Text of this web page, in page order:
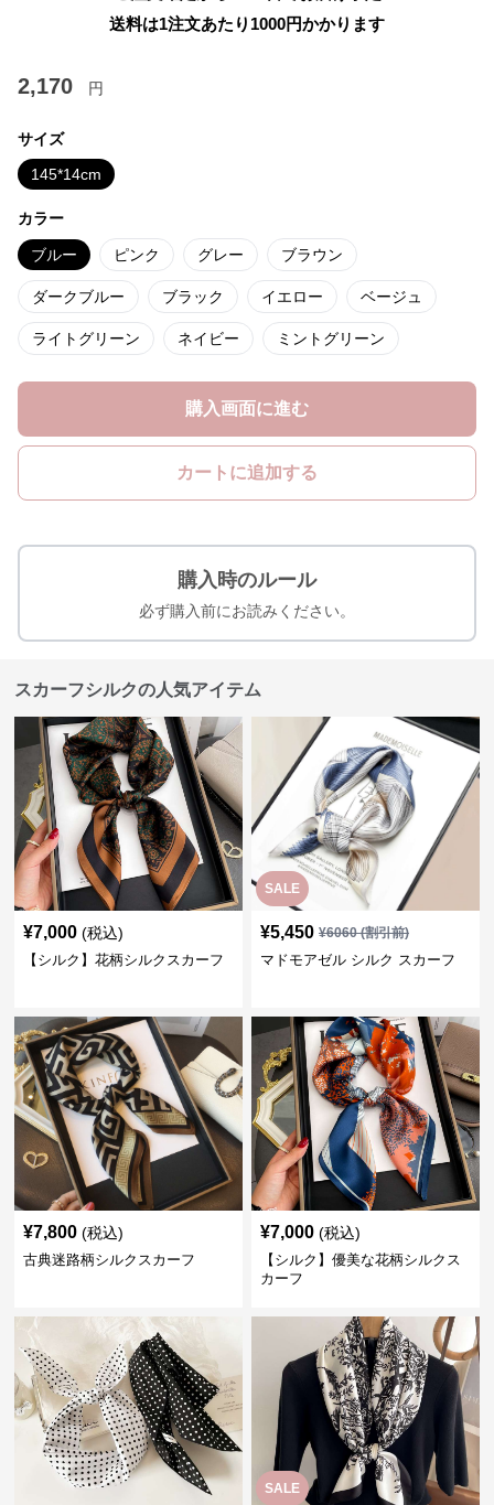
送料は1注文あたり 1000円かかります
2,170 円
サイズ
145*14cm
カラー
ブルー ピンク グレー ブラウン
ダークブルー ブラック イエロー ベージュ
ライトグリーン ネイビー ミントグリーン
購入画面に進む
カートに追加する
購入時のルール
必ず購入前にお読みください。
スカーフシルクの人気アイテム
¥7,000 (税込)
【シルク】花柄シルクスカーフ
SALE
¥5,450 ¥6060(割引前)
マドモアゼル シルク スカーフ
¥7,800 (税込)
古典迷路柄シルクスカーフ
¥7,000 (税込)
【シルク】優美な花柄シルクス
カーフ
SALE